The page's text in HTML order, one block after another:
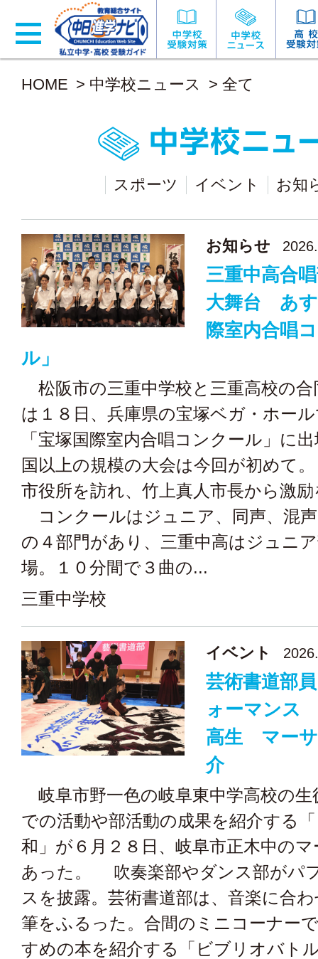
HOME > 中学校ニュース > 全て
スポーツ イベント お知
お知らせ
三重中高合
大舞台 あす
際室内合唱
ル」
松阪市の三重中学校と三重高校の合
は１８日、兵庫県の宝塚ベガ・ホー
「宝塚国際室内合唱コンクール」に
国以上の規模の大会は今回が初めて
市役所を訪れ、竹上真人市長から激
コンクールはジュニア、同声、混
の４部門があり、三重中高はジュニ
場。１０分間で３曲の...
三重中学校
イベント
芸術書道部
ォーマンス
高生 マーサ
介
岐阜市野一色の岐阜東中学高校の生
での活動や部活動の成果を紹介する
和」が６月２８日、岐阜市正木中の
あった。 吹奏楽部やダンス部がパ
スを披露。芸術書道部は、音楽に合
筆をふるった。合間のミニコーナー
すめの本を紹介する「ビブリオバト